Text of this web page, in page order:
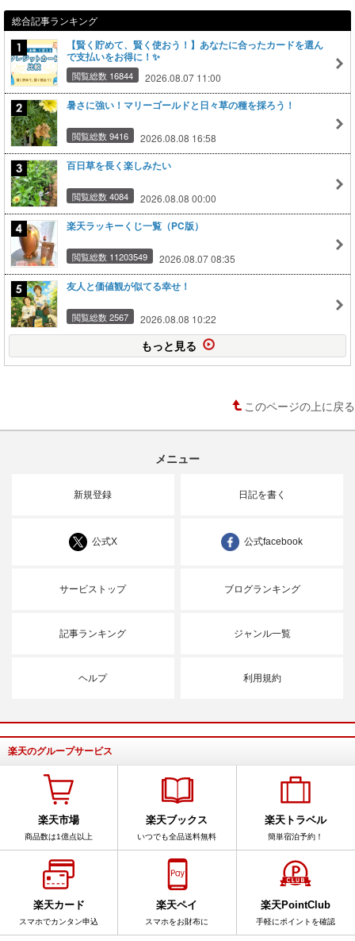
総合記事ランキング
【賢く貯めて、賢く使おう！】あなたに合ったカードを選ん
で支払いをお得に！✨
閲覧総数 16844 2026.08.07 11:00
暑さに強い！マリーゴールドと日々草の種を採ろう！
閲覧総数 9416 2026.08.08 16:58
百日草を長く楽しみたい
閲覧総数 4084 2026.08.08 00:00
楽天ラッキーくじ一覧（PC版）
閲覧総数 11203549 2026.08.07 08:35
友人と価値観が似てる幸せ！
閲覧総数 2567 2026.08.08 10:22
もっと見る
このページの上に戻る
メニュー
新規登録 日記を書く
公式X 公式facebook
サービストップ ブログランキング
記事ランキング ジャンル一覧
ヘルプ 利用規約
楽天のグループサービス
楽天市場
商品数は1億点以上
楽天ブックス
いつでも全品送料無料
楽天トラベル
簡単宿泊予約！
楽天カード
スマホでカンタン申込
楽天ペイ
スマホをお財布に
楽天PointClub
手軽にポイントを確認